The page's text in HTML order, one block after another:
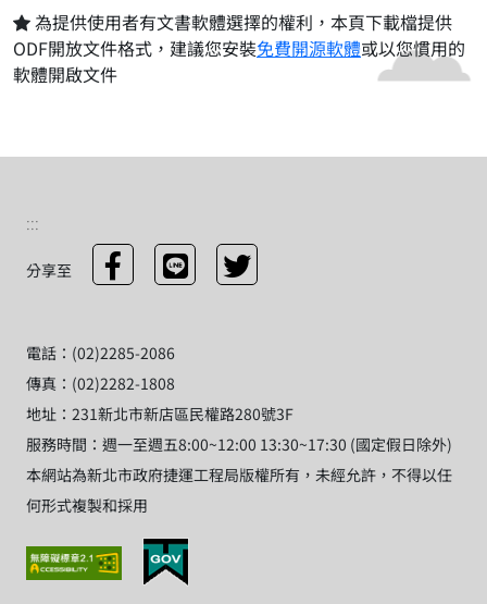
為提供使用者有文書軟體選擇的權利，本頁下載檔提供
ODF開放文件格式，建議您安裝免費開源軟體或以您慣用的
軟體開啟文件
:::
分享至
電話：(02)2285-2086
傳真：(02)2282-1808
地址：231新北市新店區民權路280號3F
服務時間：週一至週五8:00~12:00 13:30~17:30 (國定假日除外)
本網站為新北市政府捷運工程局版權所有，未經允許，不得以任
何形式複製和採用